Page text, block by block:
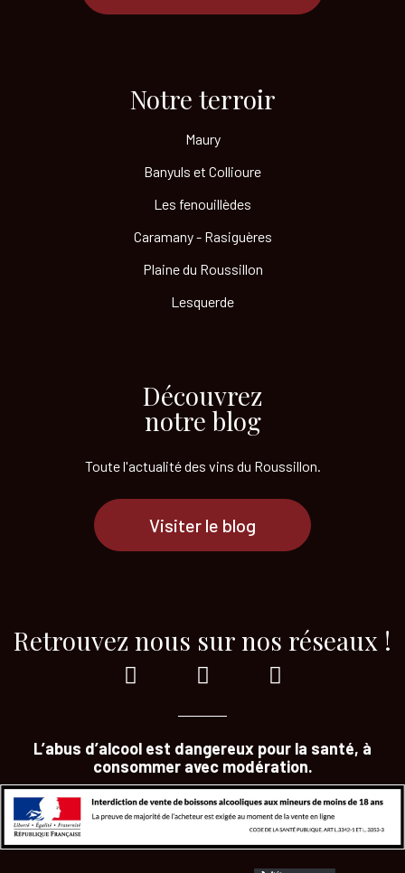
Notre terroir​
Maury
Banyuls et Collioure
Les fenouillèdes
Caramany - Rasiguères
Plaine du Roussillon
Lesquerde
Découvrez
notre blog
Toute l'actualité des vins du Roussillon.
Visiter le blog
Retrouvez nous sur nos réseaux !
L’abus d’alcool est dangereux pour la santé, à
consommer avec modération.